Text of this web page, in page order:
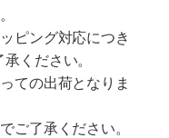
ピング対応につき
ください。
ての出荷となりま
ご了承ください。